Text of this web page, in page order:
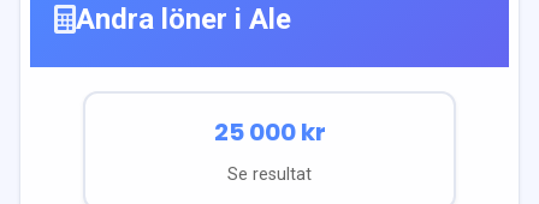
Andra löner i Ale
25 000kr
Se resultat